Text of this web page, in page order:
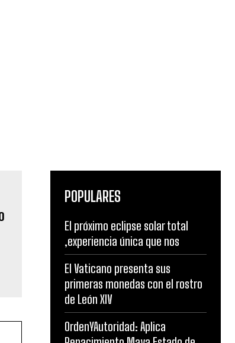
POPULARES
El próximo eclipse solar total
,experiencia única que nos
El Vaticano presenta sus
primeras monedas con el rostro
de León XIV
OrdenYAutoridad: Aplica